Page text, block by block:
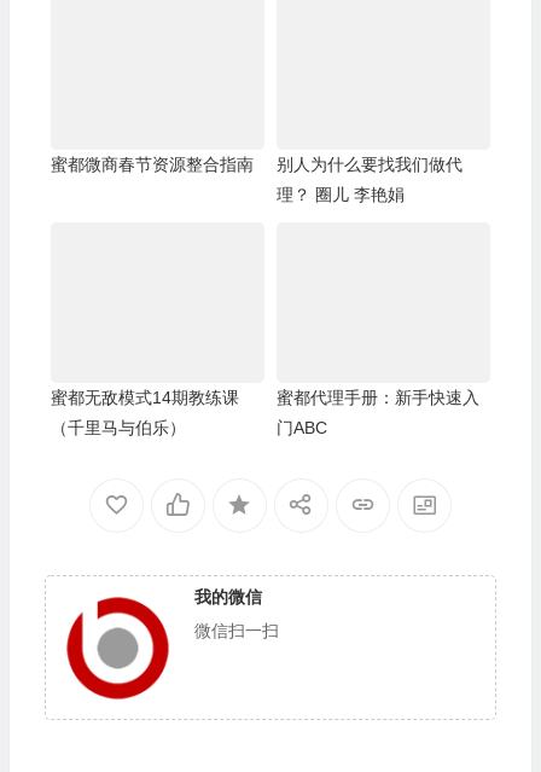
蜜都微商春节资源整合指南
别人为什么要找我们做代
理？ 圈儿 李艳娟
蜜都无敌模式14期教练课
（千里马与伯乐）
蜜都代理手册：新手快速入
门ABC
我的微信
微信扫一扫